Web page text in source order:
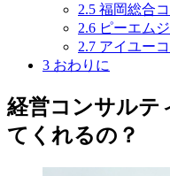
2.5 福岡総合
2.6 ピーエム
2.7 アイユー
3 おわりに
経営コンサルテ
てくれるの？